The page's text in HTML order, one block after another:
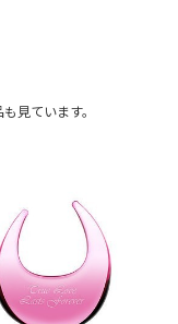
見ています。